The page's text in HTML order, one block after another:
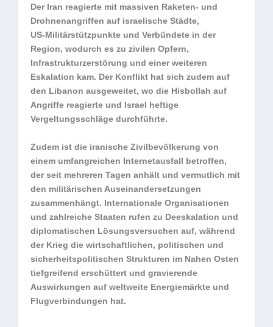
Der Iran reagierte mit massiven Raketen‑ und
Drohnenangriffen auf israelische Städte,
US‑Militärstützpunkte und Verbündete in der
Region, wodurch es zu zivilen Opfern,
Infrastrukturzerstörung und einer weiteren
Eskalation kam. Der Konflikt hat sich zudem auf
den Libanon ausgeweitet, wo die Hisbollah auf
Angriffe reagierte und Israel heftige
Vergeltungsschläge durchführte.
Zudem ist die iranische Zivilbevölkerung von
einem umfangreichen Internetausfall betroffen,
der seit mehreren Tagen anhält und vermutlich mit
den militärischen Auseinandersetzungen
zusammenhängt. Internationale Organisationen
und zahlreiche Staaten rufen zu Deeskalation und
diplomatischen Lösungsversuchen auf, während
der Krieg die wirtschaftlichen, politischen und
sicherheitspolitischen Strukturen im Nahen Osten
tiefgreifend erschüttert und gravierende
Auswirkungen auf weltweite Energiemärkte und
Flugverbindungen hat.